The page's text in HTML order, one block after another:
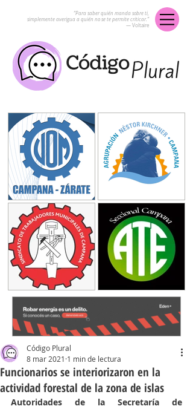
“Para saber quién manda sobre ti,
simplemente averigua a quién no se te permite criticar.”
― Voltaire
Funcionarios se interiorizaron en la
actividad forestal de la zona de islas
Código Plural
8 mar 2021 1 min de lectura
Autoridades de la Secretaría de